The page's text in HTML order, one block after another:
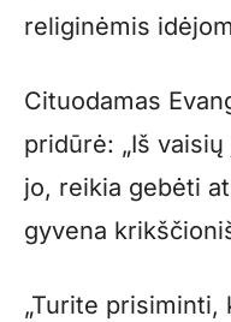
religinėmis
Cituodamas
pridūrė: „Iš
jo, reikia gebėti
gyvena
„Turite prisiminti,